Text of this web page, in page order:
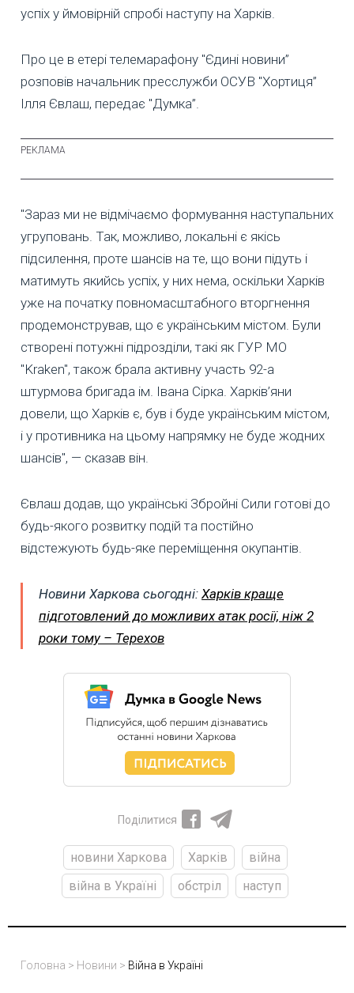
успіх у ймовірній спробі наступу на Харків.
Про це в етері телемарафону "Єдині новини”
розповів начальник пресслужби ОСУВ "Хортиця”
Ілля Євлаш, передає "Думка”.
"Зараз ми не відмічаємо формування наступальних
угруповань. Так, можливо, локальні є якісь
підсилення, проте шансів на те, що вони підуть і
матимуть якийсь успіх, у них нема, оскільки Харків
уже на початку повномасштабного вторгнення
продемонстрував, що є українським містом. Були
створені потужні підрозділи, такі як ГУР МО
"Kraken", також брала активну участь 92-а
штурмова бригада ім. Івана Сірка. Харків’яни
довели, що Харків є, був і буде українським містом,
і у противника на цьому напрямку не буде жодних
шансів", — сказав він.
Євлаш додав, що українські Збройні Сили готові до
будь-якого розвитку подій та постійно
відстежують будь-яке переміщення окупантів.
Новини Харкова сьогодні: Харків краще
підготовлений до можливих атак росії, ніж 2
роки тому – Терехов
Поділитися
новини Харкова Харків
війна
війна в Україні
обстріл наступ
Головна > Новини > Війна в Україні